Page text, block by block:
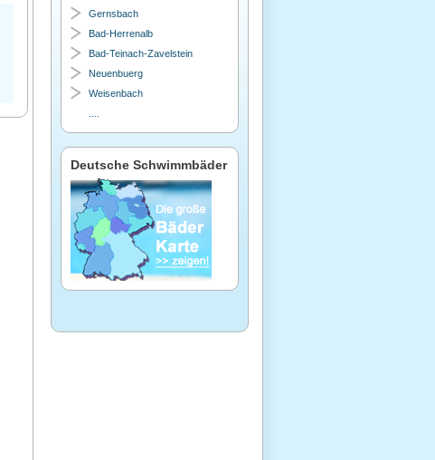
Gernsbach
Bad-Herrenalb
Bad-Teinach-Zavelstein
Neuenbuerg
Weisenbach
Deutsche Schwimmbäder